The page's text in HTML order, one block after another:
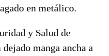
en metálico.
y Salud de
manga ancha a